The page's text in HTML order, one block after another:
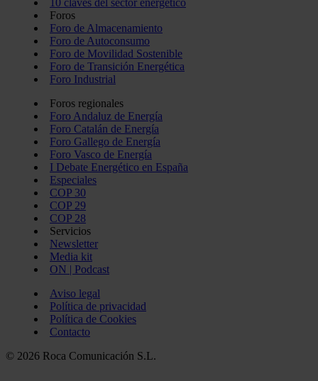
10 claves del sector energético
Foros
Foro de Almacenamiento
Foro de Autoconsumo
Foro de Movilidad Sostenible
Foro de Transición Energética
Foro Industrial
Foros regionales
Foro Andaluz de Energía
Foro Catalán de Energía
Foro Gallego de Energía
Foro Vasco de Energía
I Debate Energético en España
Especiales
COP 30
COP 29
COP 28
Servicios
Newsletter
Media kit
ON | Podcast
Aviso legal
Política de privacidad
Política de Cookies
Contacto
© 2026 Roca Comunicación S.L.